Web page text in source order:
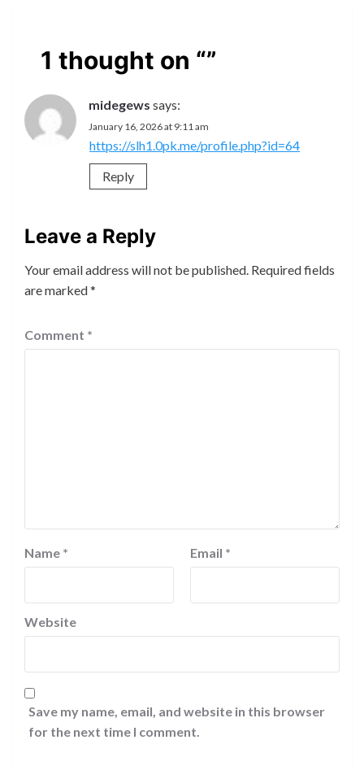
1 thought on “”
midegews says:
January 16, 2026 at 9:11 am
https://slh1.0pk.me/profile.php?id=64
Reply
Leave a Reply
Your email address will not be published. Required fields
are marked*
Comment *
Name * Email *
Website
Save my name, email, and website in this browser
for the next time I comment.